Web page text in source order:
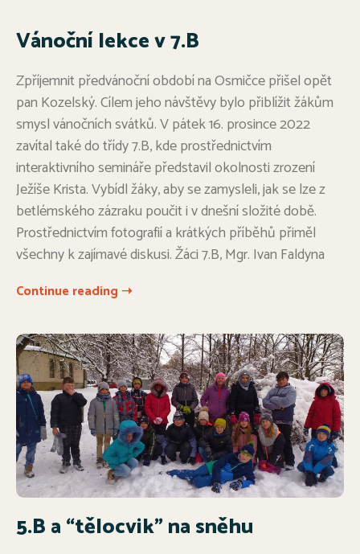
Vánoční lekce v 7.B
Zpříjemnit předvánoční období na Osmičce přišel opět
pan Kozelský. Cílem jeho návštěvy bylo přiblížit žákům
smysl vánočních svátků. V pátek 16. prosince 2022
zavítal také do třídy 7.B, kde prostřednictvím
interaktivního semináře představil okolnosti zrození
Ježíše Krista. Vybídl žáky, aby se zamysleli, jak se lze z
betlémského zázraku poučit i v dnešní složité době.
Prostřednictvím fotografií a krátkých příběhů přiměl
všechny k zajímavé diskusi. Žáci 7.B, Mgr. Ivan Faldyna
Continue reading ➝
5.B a “tělocvik” na sněhu